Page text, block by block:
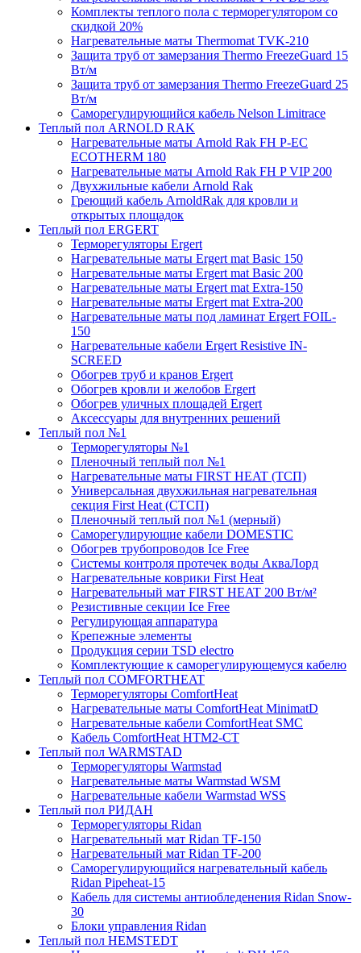
Комплекты теплого пола с терморегулятором со
скидкой 20%
Нагревательные маты Thermomat TVK-210
Защита труб от замерзания Thermo FreezeGuard 15
Вт/м
Защита труб от замерзания Thermo FreezeGuard 25
Вт/м
Саморегулирующийся кабель Nelson Limitrace
Теплый пол ARNOLD RAK
Нагревательные маты Arnold Rak FH P-EC
ECOTHERM 180
Нагревательные маты Arnold Rak FH P VIP 200
Двухжильные кабели Arnold Rak
Греющий кабель ArnoldRak для кровли и
открытых площадок
Теплый пол ERGERT
Терморегуляторы Ergert
Нагревательные маты Ergert mat Basic 150
Нагревательные маты Ergert mat Basic 200
Нагревательные маты Ergert mat Extra-150
Нагревательные маты Ergert mat Extra-200
Нагревательные маты под ламинат Ergert FOIL-
150
Нагревательные кабели Ergert Resistive IN-
SCREED
Обогрев труб и кранов Ergert
Обогрев кровли и желобов Ergert
Обогрев уличных площадей Ergert
Аксессуары для внутренних решений
Теплый пол №1
Терморегуляторы №1
Пленочный теплый пол №1
Нагревательные маты FIRST HEAT (ТСП)
Универсальная двухжильная нагревательная
секция First Heat (СТСП)
Пленочный теплый пол №1 (мерный)
Саморегулирующие кабели DOMESTIC
Обогрев трубопроводов Ice Free
Системы контроля протечек воды АкваЛорд
Нагревательные коврики First Heat
Нагревательный мат FIRST HEAT 200 Вт/м²
Резистивные секции Ice Free
Регулирующая аппаратура
Крепежные элементы
Продукция серии TSD electro
Комплектующие к саморегулирующемуся кабелю
Теплый пол COMFORTHEAT
Терморегуляторы ComfortHeat
Нагревательные маты ComfortHeat MinimatD
Нагревательные кабели ComfortHeat SMC
Кабель ComfortHeat HTM2-CT
Теплый пол WARMSTAD
Терморегуляторы Warmstad
Нагревательные маты Warmstad WSM
Нагревательные кабели Warmstad WSS
Теплый пол РИДАН
Терморегуляторы Ridan
Нагревательный мат Ridan TF-150
Нагревательный мат Ridan TF-200
Саморегулирующийся нагревательный кабель
Ridan Pipeheat-15
Кабель для системы антиобледенения Ridan Snow-
30
Блоки управления Ridan
Теплый пол HEMSTEDT